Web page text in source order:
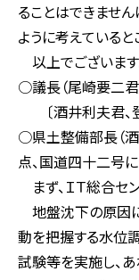
ることはできませ
ように考えていると
以上でございます
○議長（尾崎要二
〔酒井利夫君、
○県土整備部長（
点、国道四十二号
まず、ＩＴ総合セ
地盤沈下の原因
動を把握する水位
試験等を実施し、